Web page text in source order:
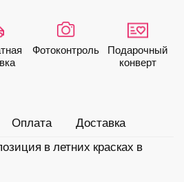
Фото­контроль
Подарочный
конверт
Оплата
Доставка
в летних красках в